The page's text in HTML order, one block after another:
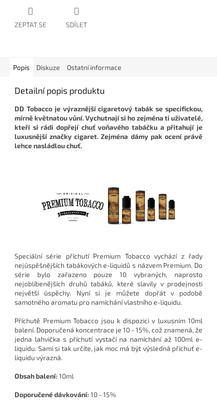
ZEPTAT SE SDÍLET
Popis Diskuze Ostatní informace
Detailní popis produktu
DD Tobacco je výraznější cigaretový tabák se specifickou,
mírně květnatou vůní. Vychutnají si ho zejména ti uživatelé,
kteří si rádi dopřejí chuť voňavého tabáčku a přitahují je
luxusnější značky cigaret. Zejména dámy pak ocení právě
lehce nasládlou chuť.
Speciální série příchutí Premium Tobacco vychází z řady
nejúspěšnějších tabákových e-liquidů s názvem Premium. Do
série bylo zařazeno pouze 10 vybraných, naprosto
nejoblíbenějších druhů tabáků, které slavily v prodejnosti
největší úspěchy. Nyní si je můžete dopřát v podobě
samotného aromatu pro namíchání vlastního e-liquidu.
Příchutě Premium Tobacco jsou k dispozici v luxusním 10ml
balení. Doporučená koncentrace je 10 - 15%, což znamená, že
jedna lahvička s příchutí vystačí na namíchání až 100ml e-
liquidu. Sami si tak určíte, jak moc má být výsledná příchuť e-
liquidu výrazná.
Obsah balení: 10ml
Doporučené dávkování: 10 - 15%